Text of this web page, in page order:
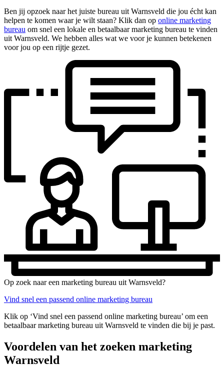
Ben jij opzoek naar het juiste bureau uit Warnsveld die jou écht kan
helpen te komen waar je wilt staan? Klik dan op online marketing
bureau om snel een lokale en betaalbaar marketing bureau te vinden
uit Warnsveld. We hebben alles wat we voor je kunnen betekenen
voor jou op een rijtje gezet.
Op zoek naar een marketing bureau uit Warnsveld?
Vind snel een passend online marketing bureau
Klik op ‘Vind snel een passend online marketing bureau’ om een
betaalbaar marketing bureau uit Warnsveld te vinden die bij je past.
Voordelen van het zoeken marketing
Warnsveld